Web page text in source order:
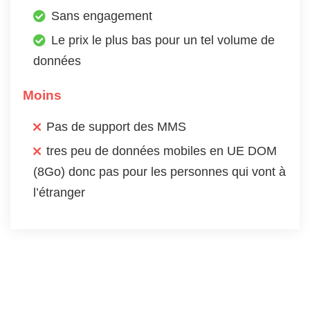
Sans engagement
Le prix le plus bas pour un tel volume de
données
Moins
Pas de support des MMS
tres peu de données mobiles en UE DOM
(8Go) donc pas pour les personnes qui vont à
l’étranger